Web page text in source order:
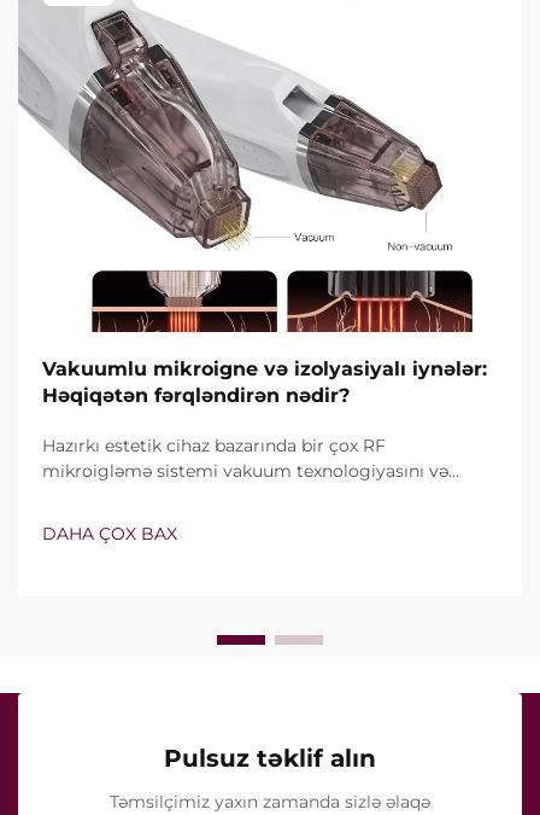
Vakuumlu mikroigne və izolyasiyalı iynələr:
Həqiqətən fərqləndirən nədir?
Hazırkı estetik cihaz bazarında bir çox RF
mikroigləmə sistemi vakuum texnologiyasını və
deyil, onların klinik müalicə zamanı necə dəqiq işlədiyi
DAHA ÇOX BAX
Pulsuz təklif alın
Təmsilçimiz yaxın zamanda sizlə əlaqə